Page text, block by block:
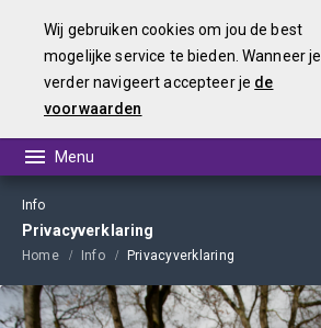
Info
Privacyverklaring
Home Info Privacyverklaring
Wij gebruiken cookies om jou de best
mogelijke service te bieden. Wanneer je
verder navigeert accepteer je de
voorwaarden